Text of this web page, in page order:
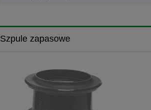
Szpule zapasowe